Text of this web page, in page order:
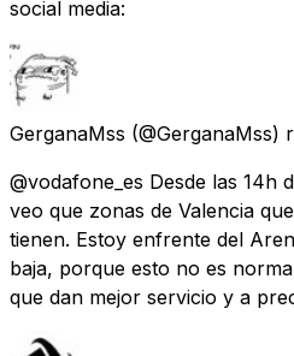
social media:
GerganaMss (@GerganaMss)
@vodafone_es Desde las 14h
veo que zonas de Valencia
tienen. Estoy enfrente del
baja, porque esto no es
que dan mejor servicio y a